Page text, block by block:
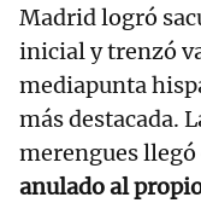
Madrid logró
inicial y trenzó
mediapunta
más destacada.
merengues
anulado al